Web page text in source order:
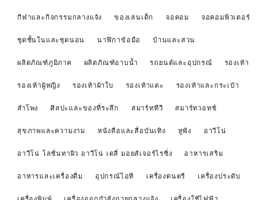
กีฬาและกิจกรรมกลางแจ้ง ของเล่นเด็ก จอคอม จอคอมพิวเตอร์
ชุดชั้นในและชุดนอน นาฬิกาข้อมือ บ้านและสวน
ผลิตภัณฑ์ภูมิภาค ผลิตภัณฑ์อาบน้ำ รถยนต์และอุปกรณ์ รองเท้า
รองเท้าผู้หญิง รองเท้าผ้าใบ รองเท้าแตะ รองเท้าและกระเป๋า
ลำโพง ศิลปะและของที่ระลึก สมาร์ททีวี สมาร์ทวอทช์
สุขภาพและความงาม หนังสือและสื่อบันเทิง หูฟัง อาวีโน่
อาวีโน่ โลชั่นทาผิว อาวีโน่ เดลี่ มอยส์เจอร์ไรซิ่ง อาหารเสริม
อาหารและเครื่องดื่ม อุปกรณ์ไอที เครื่องดนตรี เครื่องประดับ